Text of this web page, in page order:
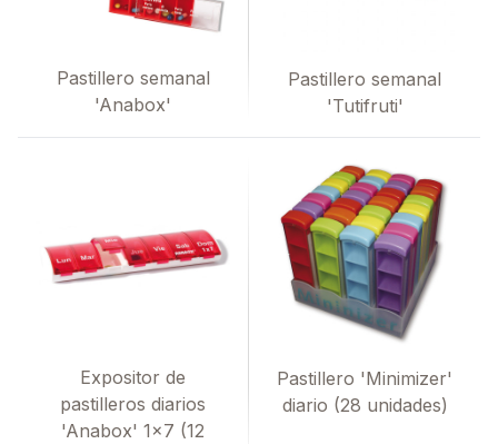
Pastillero semanal
'Anabox'
Pastillero semanal
'Tutifruti'
Expositor de
pastilleros diarios
'Anabox' 1x7 (12
Pastillero 'Minimizer'
diario (28 unidades)